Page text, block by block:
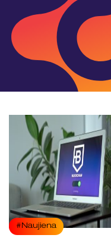
#Naujiena